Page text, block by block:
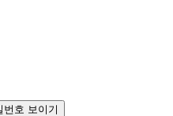
번호 보이기